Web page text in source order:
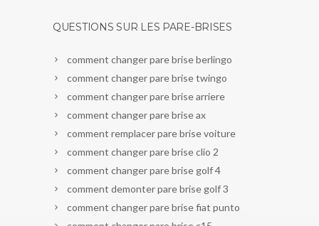
QUESTIONS SUR LES PARE-BRISES
comment changer pare brise berlingo
comment changer pare brise twingo
comment changer pare brise arriere
comment changer pare brise ax
comment remplacer pare brise voiture
comment changer pare brise clio 2
comment changer pare brise golf 4
comment demonter pare brise golf 3
comment changer pare brise fiat punto